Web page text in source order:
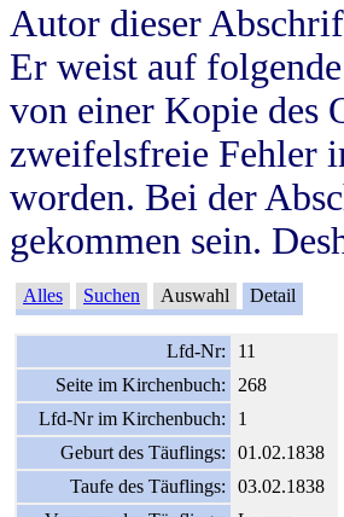
Autor dieser
Er weist auf
von einer Kopie des
zweifelsfreie Fehler
worden. Bei der
gekommen sein.
Alles Suchen Auswahl Detail
Lfd-Nr:
11
Seite im Kirchenbuch:
268
Lfd-Nr im Kirchenbuch:
1
Geburt des Täuflings:
01.02.1838
Taufe des Täuflings:
03.02.1838